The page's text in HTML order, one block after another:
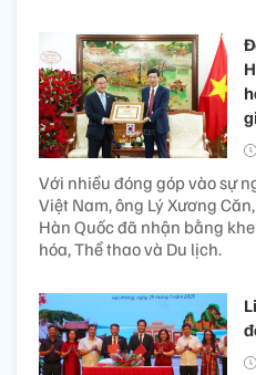
Với nhiều đóng góp vào sự
Việt Nam, ông Lý Xương
Hàn Quốc đã nhận bằng
hóa, Thể thao và Du lịch.